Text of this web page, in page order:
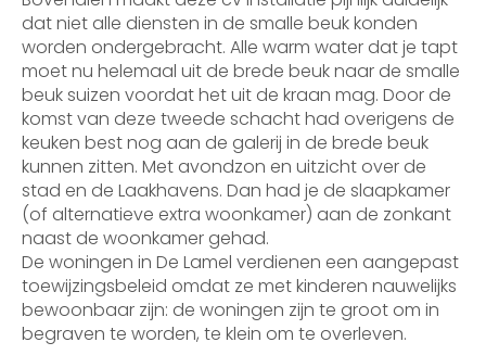
dat niet alle diensten in de smalle beuk konden
worden ondergebracht. Alle warm water dat je tapt
moet nu helemaal uit de brede beuk naar de smalle
beuk suizen voordat het uit de kraan mag. Door de
komst van deze tweede schacht had overigens de
keuken best nog aan de galerij in de brede beuk
kunnen zitten. Met avondzon en uitzicht over de
stad en de Laakhavens. Dan had je de slaapkamer
(of alternatieve extra woonkamer) aan de zonkant
naast de woonkamer gehad.
De woningen in De Lamel verdienen een aangepast
toewijzingsbeleid omdat ze met kinderen nauwelijks
bewoonbaar zijn: de woningen zijn te groot om in
begraven te worden, te klein om te overleven.